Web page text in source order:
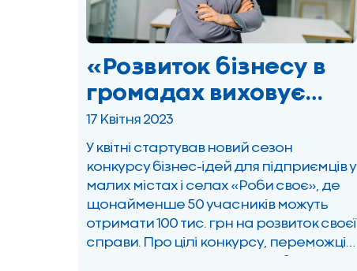
«Розвиток бізнесу в
громадах виховує
самоповагу»:
інтерв’ю з Тетяною
Волочай
17 Квітня 2023
У квітні стартував новий сезон
конкурсу бізнес-ідей для підприємців у
малих містах і селах «Роби своє», де
щонайменше 50 учасників можуть
отримати 100 тис. грн на розвиток своєї
справи. Про цілі конкурсу, переможців
минулих років та критерії відбору